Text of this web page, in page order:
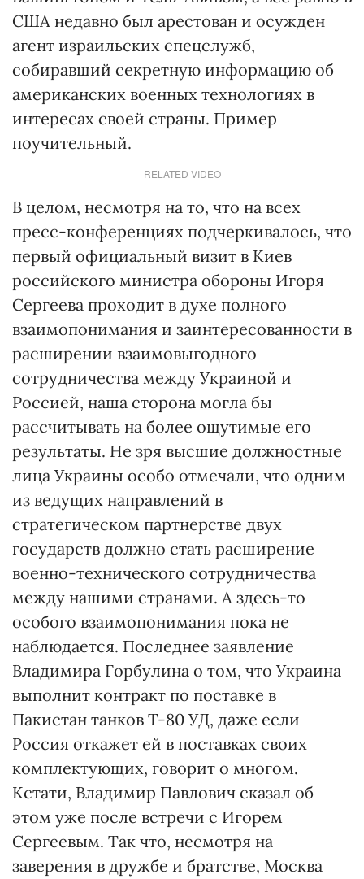
США недавно был арестован и осужден
агент израильских спецслужб,
собиравший секретную информацию об
американских военных технологиях в
интересах своей страны. Пример
поучительный.
RELATED VIDEO
В целом, несмотря на то, что на всех
пресс-конференциях подчеркивалось, что
первый официальный визит в Киев
российского министра обороны Игоря
Сергеева проходит в духе полного
взаимопонимания и заинтересованности в
расширении взаимовыгодного
сотрудничества между Украиной и
Россией, наша сторона могла бы
рассчитывать на более ощутимые его
результаты. Не зря высшие должностные
лица Украины особо отмечали, что одним
из ведущих направлений в
стратегическом партнерстве двух
государств должно стать расширение
военно-технического сотрудничества
между нашими странами. А здесь-то
особого взаимопонимания пока не
наблюдается. Последнее заявление
Владимира Горбулина о том, что Украина
выполнит контракт по поставке в
Пакистан танков Т-80 УД, даже если
Россия откажет ей в поставках своих
комплектующих, говорит о многом.
Кстати, Владимир Павлович сказал об
этом уже после встречи с Игорем
Сергеевым. Так что, несмотря на
заверения в дружбе и братстве, Москва